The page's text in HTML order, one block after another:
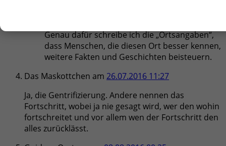
Genau dafür schreibe ich die „Ortsangaben“,
dass Menschen, die diesen Ort besser kennen,
weitere Fakten und Geschichten beisteuern.
Das Maskottchen am 26.07.2016 11:27
Ja, die Gentrifizierung. Andere nennen das
Fortschritt, wobei ja nie gesagt wird, wer den wohin
fortschreitet und vor allem wen der Fortschritt den
alles zurücklässt.